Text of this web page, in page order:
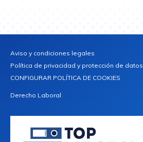
Aviso y condiciones legales
Política de privacidad y protección de datos
CONFIGURAR POLÍTICA DE COOKIES
Derecho Laboral